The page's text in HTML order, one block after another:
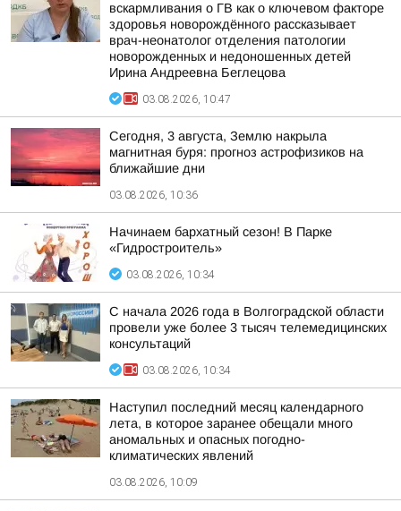
вскармливания о ГВ как о ключевом факторе
здоровья новорождённого рассказывает
врач-неонатолог отделения патологии
новорожденных и недоношенных детей
Ирина Андреевна Беглецова
03.08.2026, 10:47
Сегодня, 3 августа, Землю накрыла
магнитная буря: прогноз астрофизиков на
ближайшие дни
03.08.2026, 10:36
Начинаем бархатный сезон! В Парке
«Гидростроитель»
03.08.2026, 10:34
С начала 2026 года в Волгоградской области
провели уже более 3 тысяч телемедицинских
консультаций
03.08.2026, 10:34
Наступил последний месяц календарного
лета, в которое заранее обещали много
аномальных и опасных погодно-
климатических явлений
03.08.2026, 10:09